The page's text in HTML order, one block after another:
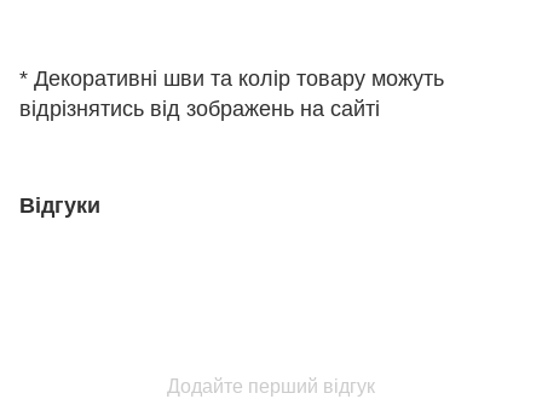
* Декоративні шви та колір товару можуть
відрізнятись від зображень на сайті
Відгуки
Додайте перший відгук